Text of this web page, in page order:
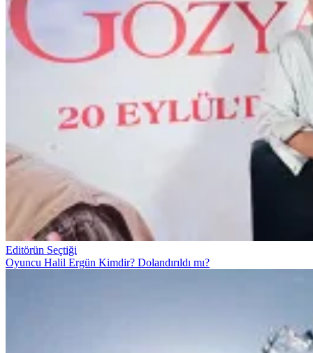
Editörün Seçtiği
Oyuncu Halil Ergün Kimdir? Dolandırıldı mı?